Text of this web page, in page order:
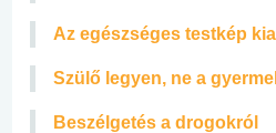
Az egészséges testkép
Szülő legyen, ne a
Beszélgetés a drogokról